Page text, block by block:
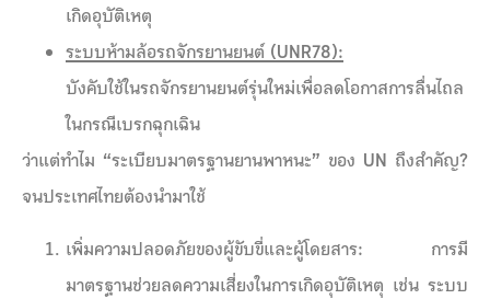
เกิดอุบัติเหตุ
ระบบห้ามล้อรถจักรยานยนต์ (UNR78):
บังคับใช้ในรถจักรยานยนต์รุ่นใหม่เพื่อลดโอกาสการลื่นไถล
ในกรณีเบรกฉุกเฉิน
ว่าแต่ทำไม “ระเบียบมาตรฐานยานพาหนะ” ของ UN ถึงสำคัญ?
จนประเทศไทยต้องนำมาใช้
เพิ่มความปลอดภัยของผู้ขับขี่และผู้โดยสาร: การมี
มาตรฐานช่วยลดความเสี่ยงในการเกิดอุบัติเหตุ เช่น ระบบ